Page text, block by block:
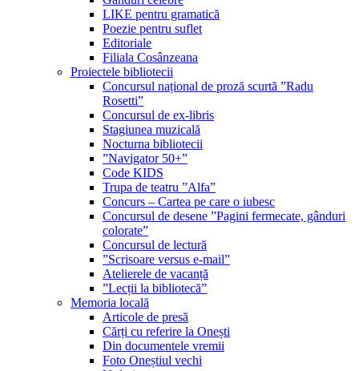
LIKE pentru gramatică
Poezie pentru suflet
Editoriale
Filiala Cosânzeana
Proiectele bibliotecii
Concursul național de proză scurtă ”Radu
Rosetti”
Concursul de ex-libris
Stagiunea muzicală
Nocturna bibliotecii
”Navigator 50+”
Code KIDS
Trupa de teatru ”Alfa”
Concurs – Cartea pe care o iubesc
Concursul de desene ”Pagini fermecate, gânduri
colorate”
Concursul de lectură
”Scrisoare versus e-mail”
Atelierele de vacanță
”Lecții la bibliotecă”
Memoria locală
Articole de presă
Cărți cu referire la Onești
Din documentele vremii
Foto Oneștiul vechi